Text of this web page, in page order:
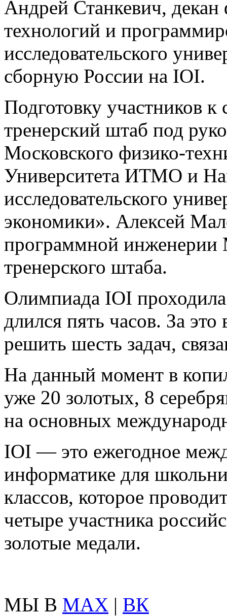
Андрей Станкевич,
технологий и
исследовательского
сборную России на IOI.
Подготовку участников
тренерский штаб под
Московского физико-
Университета ИТМО и
исследовательского
экономики». Алексей
программной
тренерского штаба.
Олимпиада IOI
длился пять часов. За
решить шесть задач,
На данный момент в
уже 20 золотых, 8
на основных
IOI — это ежегодное
информатике для
классов, которое
четыре участника
золотые медали.
МЫ В MAX | ВК